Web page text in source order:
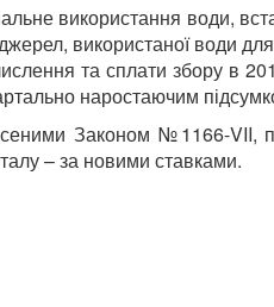
використання води,
використаної води
та сплати збору в
наростаючим
Законом №1166-VII,
– за новими ставками.